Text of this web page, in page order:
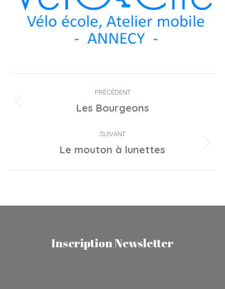
commentaire
PRÉCÉDENT
Onglet
Les Bourgeons
SUIVANT
Projets
Le mouton à lunettes
Inscription Newsletter